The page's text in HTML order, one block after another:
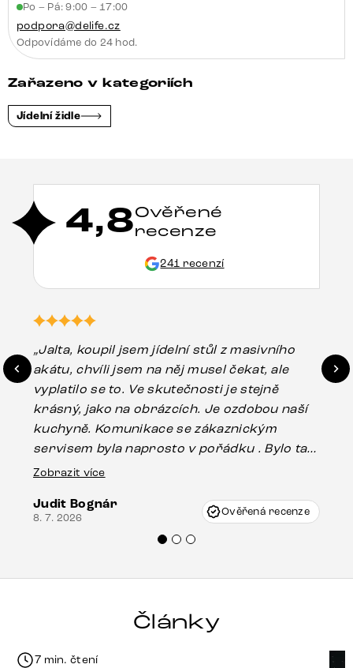
Po – Pá: 9:00 – 17:00
podpora@delife.cz
Odpovídáme do 24 hod.
Zařazeno v kategoriích
Jídelní židle
4,8Ověřené
recenze
241 recenzí
„Jalta, koupil jsem jídelní stůl z masivního
akátu, chvíli jsem na něj musel čekat, ale
vyplatilo se to. Ve skutečnosti je stejně
krásný, jako na obrázcích. Je ozdobou naší
kuchyně. Komunikace se zákaznickým
servisem byla naprosto v pořádku . Bylo tam
drobné poškození u nohy stolu, které mohlo
Vincze mi velmi korektně vyšli vstříc.
Doporučuji produkty Delife všem.“
Zobrazit více
Judit Bognár
8. 7. 2026 Ověřená recenze
Články
7 min. čtení